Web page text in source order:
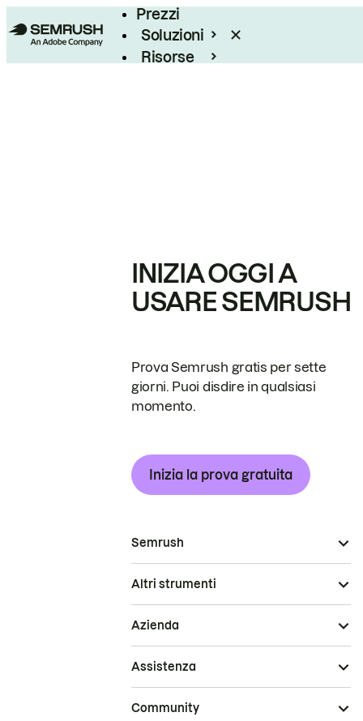
Prezzi
Soluzioni
Risorse
INIZIA OGGI A
USARE SEMRUSH
Prova Semrush gratis per sette
giorni. Puoi disdire in qualsiasi
momento.
Inizia la prova gratuita
Semrush
Altri strumenti
Azienda
Assistenza
Community